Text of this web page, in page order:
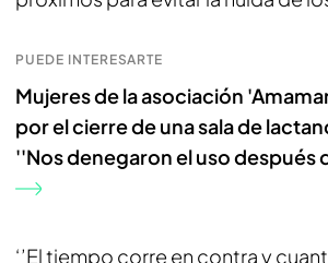
PUEDE INTERESARTE
Mujeres de la asociación
por el cierre de una sala de
''Nos denegaron el uso después
‘’El tiempo corre en contra y